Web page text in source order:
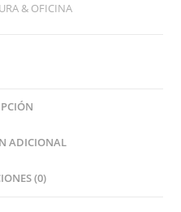
& OFICINA
ADICIONAL
(0)